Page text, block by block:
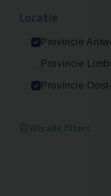
Provincie
Provincie
Provincie
Wis alle filters